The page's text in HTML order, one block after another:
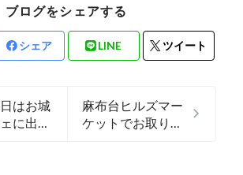
ブログをシェアする
シェア LINE ツイート
はお城
に出店
麻布台ヒルズマー
ケットでお取り扱